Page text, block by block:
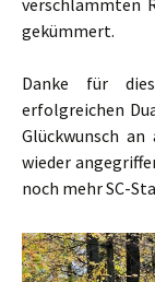
gekümmert.
Danke für
erfolgreichen
Glückwunsch
wieder
noch mehr SC-